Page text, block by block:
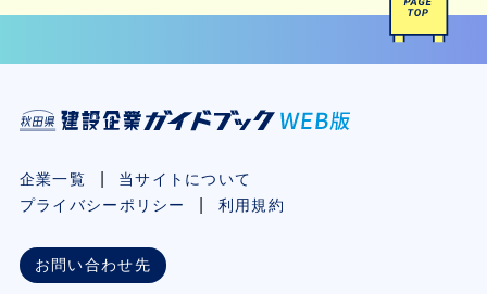
企業一覧
当サイトについて
プライバシーポリシー
利用規約
お問い合わせ先